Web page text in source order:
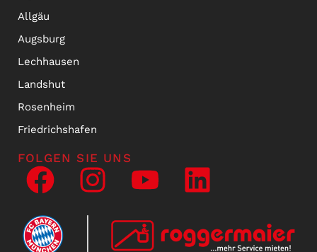
Allgäu
Augsburg
Lechhausen
Landshut
Rosenheim
Friedrichshafen
FOLGEN SIE UNS